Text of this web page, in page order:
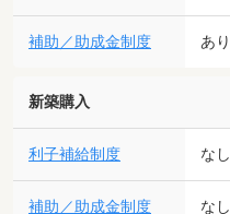
補助／助成金制度 あり
新築購入
利子補給制度 なし
補助／助成金制度 なし